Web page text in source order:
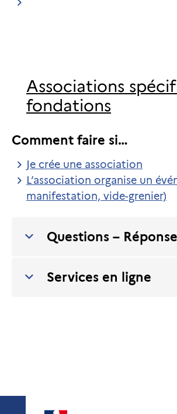
Associations
fondations
Comment faire si…
Je crée une association
L’association organise un
manifestation, vide-grenier)
Questions –
Services en ligne